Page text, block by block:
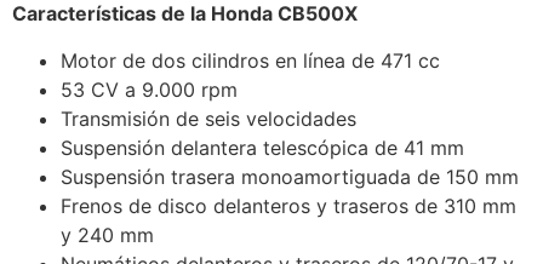
Características de la Honda CB500X
Motor de dos cilindros en línea de 471 cc
53 CV a 9.000 rpm
Transmisión de seis velocidades
Suspensión delantera telescópica de 41 mm
Suspensión trasera monoamortiguada de 150 mm
Frenos de disco delanteros y traseros de 310 mm
y 240 mm